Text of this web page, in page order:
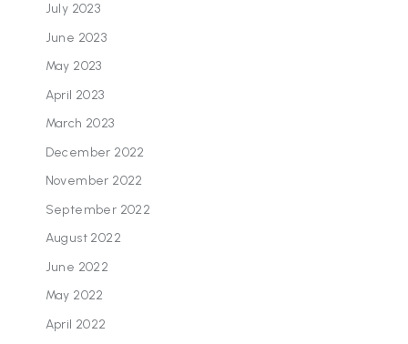
July 2023
June 2023
May 2023
April 2023
March 2023
December 2022
November 2022
September 2022
August 2022
June 2022
May 2022
April 2022